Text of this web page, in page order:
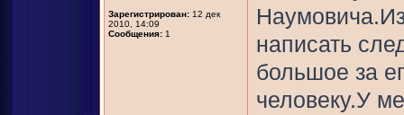
Зарегистрирован: 12 дек
2010, 14:09
Сообщения: 1
написать
большое за
человеку.У